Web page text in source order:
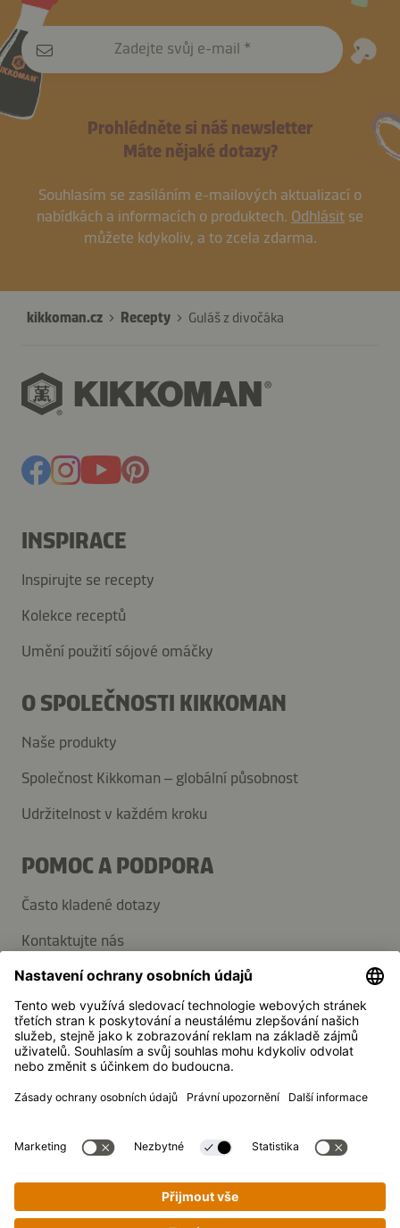
Zadejte svůj e-mail
Prohlédněte si náš newsletter
Máte nějaké dotazy?
Souhlasím se zasíláním e-mailových aktualizací o
nabídkách a informacích o produktech. Odhlásit se
můžete kdykoliv, a to zcela zdarma.
kikkoman.cz Recepty Guláš z divočáka
INSPIRACE
Inspirujte se recepty
Kolekce receptů
Umění použití sójové omáčky
O SPOLEČNOSTI KIKKOMAN
Naše produkty
Společnost Kikkoman – globální působnost
Udržitelnost v každém kroku
POMOC A PODPORA
Často kladené dotazy
Kontaktujte nás
Přihlaste se k odběru novinek
Média
Kikkoman je registrovaná ochranná známka společnosti
Kikkoman Corporation, Japonsko.
Theodorstraße 180, 40472 Düsseldorf, Německo
Obchodní rejstřík č.: HRB 35856 (u Zemského soudu v
Nastavení ochrany soukromí
Právní informace
Ochrana osobních údajů